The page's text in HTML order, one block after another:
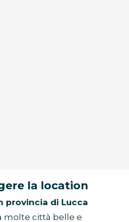
la location
provincia di Lucca
molte città belle e